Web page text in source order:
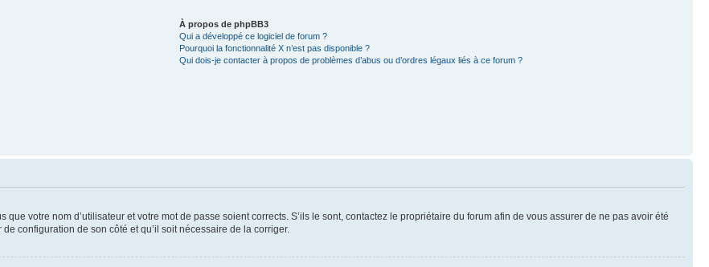
À propos de phpBB3
Qui a développé ce logiciel de forum ?
Pourquoi la fonctionnalité X n’est pas disponible ?
Qui dois-je contacter à propos de problèmes d’abus ou d’ordres légaux liés à ce forum ?
votre nom d’utilisateur et votre mot de passe soient corrects. S’ils le sont, contactez le propriétaire du forum afin de vous assurer de ne pas avoir été
configuration de son côté et qu’il soit nécessaire de la corriger.